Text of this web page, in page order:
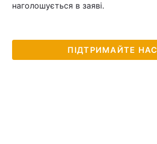
наголошується в заяві.
ПІДТРИМАЙТЕ НАС